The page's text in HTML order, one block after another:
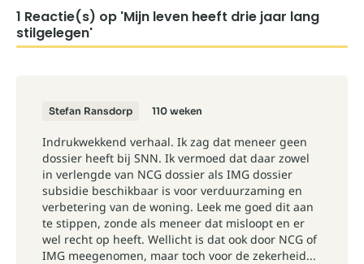
1 Reactie(s) op 'Mijn leven heeft drie jaar lang
stilgelegen'
Stefan Ransdorp 110 weken
Indrukwekkend verhaal. Ik zag dat meneer geen
dossier heeft bij SNN. Ik vermoed dat daar zowel
in verlengde van NCG dossier als IMG dossier
subsidie beschikbaar is voor verduurzaming en
verbetering van de woning. Leek me goed dit aan
te stippen, zonde als meneer dat misloopt en er
wel recht op heeft. Wellicht is dat ook door NCG of
IMG meegenomen, maar toch voor de zekerheid...